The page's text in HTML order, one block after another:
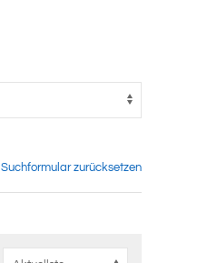
Suchformular zurücksetzen